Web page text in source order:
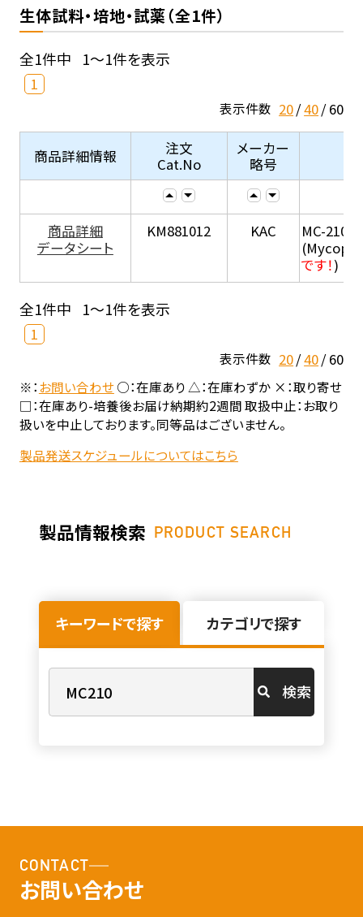
生体試料・培地・試薬（全1件）
全1件中 1～1件を表示
1
表示件数 20 40 60
商品詳細情報
注文
Cat.No
メーカー
略号
商品詳細
データシート
KM881012 KAC
MC-210 (
です！)
全1件中 1～1件を表示
1
表示件数 20 40 60
※：お問い合わせ○：在庫あり △：在庫わずか ×：取り寄せ
□：在庫あり-培養後お届け納期約2週間 取扱中止：お取り
扱いを中止しております。同等品はございません。
製品発送スケジュールについてはこちら
製品情報検索 PRODUCT SEARCH
キーワードで探す カテゴリで探す
検索
CONTACT
お問い合わせ